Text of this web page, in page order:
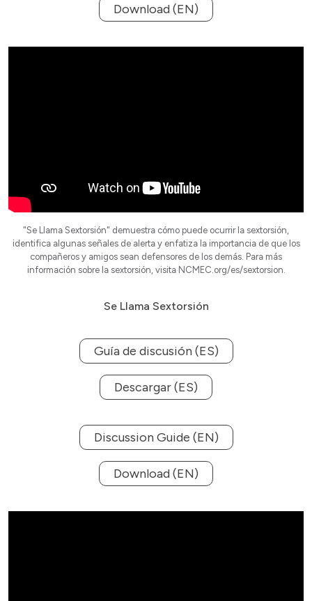
Download (EN)
"Se Llama Sextorsión" demuestra cómo puede ocurrir la sextorsión,
identifica algunas señales de alerta y enfatiza la importancia de que los
compañeros y amigos sean defensores de los demás. Para más
información sobre la sextorsión, visita NCMEC.org/es/sextorsion.
Se Llama Sextorsión
Guía de discusión (ES)
Descargar (ES)
Discussion Guide (EN)
Download (EN)